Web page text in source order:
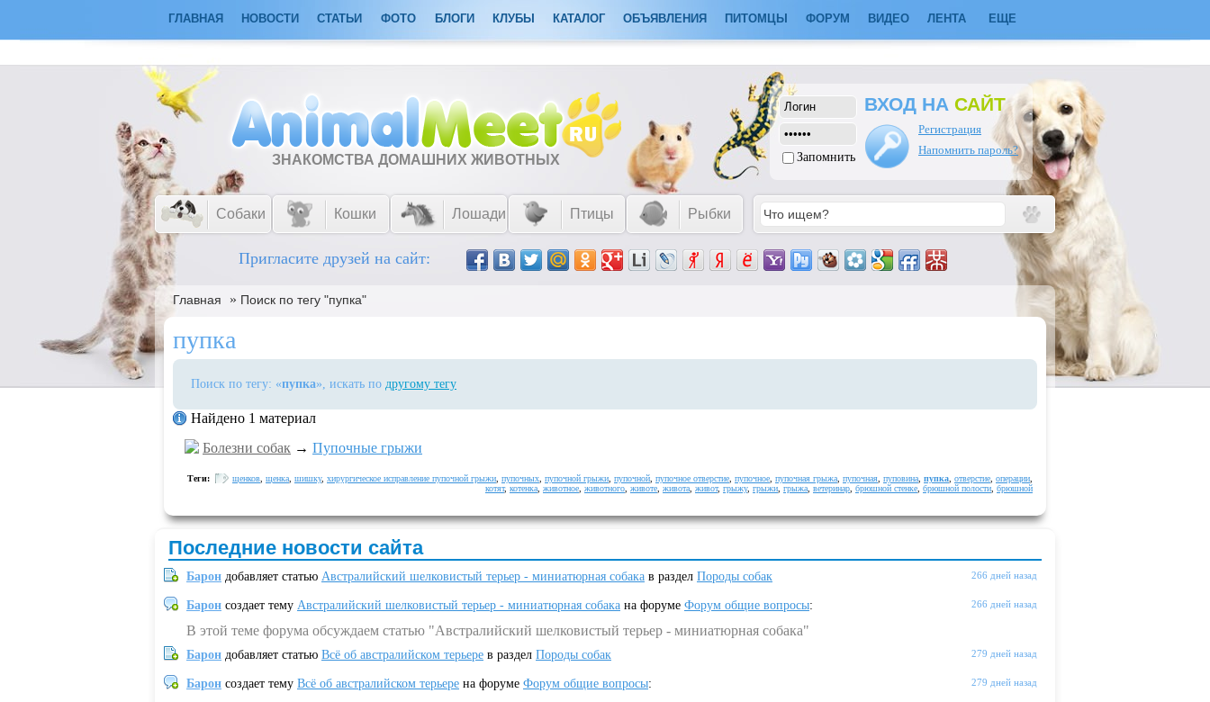
ГЛАВНАЯ НОВОСТИ СТАТЬИ ФОТО БЛОГИ КЛУБЫ КАТАЛОГ ОБЪЯВЛЕНИЯ ПИТОМЦЫ ФОРУМ ВИДЕО ЛЕНТА ЕЩЕ
ЗНАКОМСТВА ДОМАШНИХ ЖИВОТНЫХ Запомнить
ВХОД НА САЙТ
Регистрация
Напомнить пароль?
Собаки Кошки Лошади Птицы Рыбки
Пригласите друзей на сайт:
Главная » Поиск по тегу "пупка"
пупка
Поиск по тегу: «пупка», искать по другому тегу
Найдено 1 материал
Болезни собак → Пупочные грыжи
Теги: щенков щенка шишку, хирургическое исправление пупочной грыжи пупочных пупочной грыжи пупочной пупочное отверстие пупочное пупочная грыжа пупочная пуповина пупка отверстие операции
котят, котенка животное животного животе живота живот, грыжу, грыжи грыжа ветеринар брюшной стенке брюшной полости брюшной
Последние новости сайта
266 дней назад
Барон добавляет статью Австралийский шелковистый терьер - миниатюрная собака в раздел Породы собак
266 дней назад
Барон создает тему Австралийский шелковистый терьер - миниатюрная собака на форуме Форум общие вопросы:
В этой теме форума обсуждаем статью "Австралийский шелковистый терьер - миниатюрная собака"
279 дней назад
Барон добавляет статью Всё об австралийском терьере в раздел Породы собак
279 дней назад
Барон создает тему Всё об австралийском терьере на форуме Форум общие вопросы: